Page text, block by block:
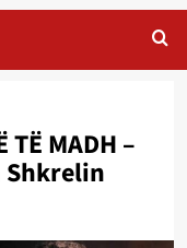
TË MADH –
Shkrelin